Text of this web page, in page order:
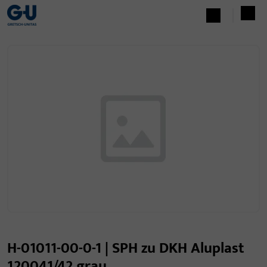
H-01011-00-0-1 | SPH zu DKH Aluplast